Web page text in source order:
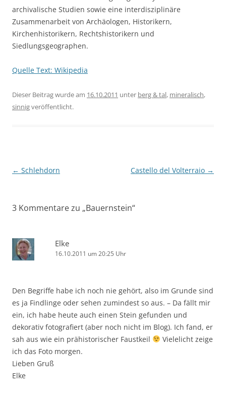
archivalische Studien sowie eine interdisziplinäre
Zusammenarbeit von Archäologen, Historikern,
Kirchenhistorikern, Rechtshistorikern und
Siedlungsgeographen.
Quelle Text: Wikipedia
Dieser Beitrag wurde am 16.10.2011 unter berg & tal, mineralisch,
sinnigveröffentlicht.
Beitragsnavigation
← Schlehdorn Castello del Volterraio →
3 Kommentare zu „Bauernstein“
Elke
16.10.2011 um 20:25 Uhr
Den Begriffe habe ich noch nie gehört, also im Grunde sind
es ja Findlinge oder sehen zumindest so aus. – Da fällt mir
ein, ich habe heute auch einen Stein gefunden und
dekorativ fotografiert (aber noch nicht im Blog). Ich fand, er
sah aus wie ein prähistorischer Faustkeil
Vielelicht zeige
ich das Foto morgen.
Lieben Gruß
Elke